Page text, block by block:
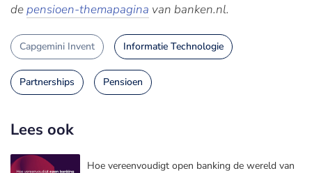
depensioen-themapagina van banken.nl.
Capgemini Invent Informatie Technologie
Partnerships Pensioen
Lees ook
Hoe vereenvoudigt open banking de wereld van